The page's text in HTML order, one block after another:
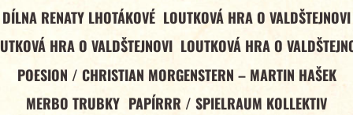
DÍLNA RENATY LHOTÁKOVÉ LOUTKOVÁ HRA O VALDŠTEJNOVI
HRA O VALDŠTEJNOVI LOUTKOVÁ HRA O
POESION / CHRISTIAN MORGENSTERN – MARTIN HAŠEK
MERBO TRUBKY PAPÍRRR / SPIELRAUM KOLLEKTIV